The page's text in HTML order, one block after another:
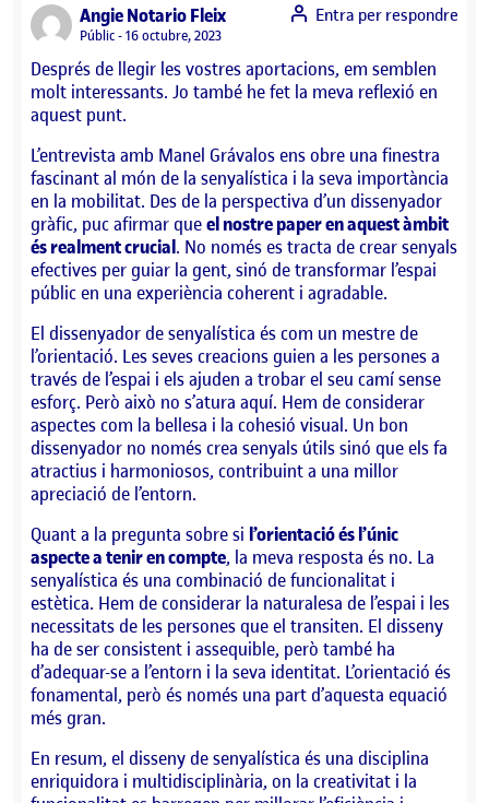
Angie Notario Fleixsays:
Visibilitat:
Públic 16 octubre, 2023
Després de llegir les vostres aportacions, em semblen
molt interessants. Jo també he fet la meva reflexió en
aquest punt.
L’entrevista amb Manel Grávalos ens obre una finestra
fascinant al món de la senyalística i la seva importància
en la mobilitat. Des de la perspectiva d’un dissenyador
gràfic, puc afirmar queel nostre paper en aquest àmbit
és realment crucial. No només es tracta de crear senyals
efectives per guiar la gent, sinó de transformar l’espai
públic en una experiència coherent i agradable.
El dissenyador de senyalística és com un mestre de
l’orientació. Les seves creacions guien a les persones a
través de l’espai i els ajuden a trobar el seu camí sense
esforç. Però això no s’atura aquí. Hem de considerar
aspectes com la bellesa i la cohesió visual. Un bon
dissenyador no només crea senyals útils sinó que els fa
atractius i harmoniosos, contribuint a una millor
apreciació de l’entorn.
Quant a la pregunta sobre si l’orientació és l’únic
aspecte a tenir en compte, la meva resposta és no. La
senyalística és una combinació de funcionalitat i
estètica. Hem de considerar la naturalesa de l’espai i les
necessitats de les persones que el transiten. El disseny
ha de ser consistent i assequible, però també ha
d’adequar-se a l’entorn i la seva identitat. L’orientació és
fonamental, però és només una part d’aquesta equació
més gran.
En resum, el disseny de senyalística és una disciplina
enriquidora i multidisciplinària, on la creativitat i la
Entra per respondre